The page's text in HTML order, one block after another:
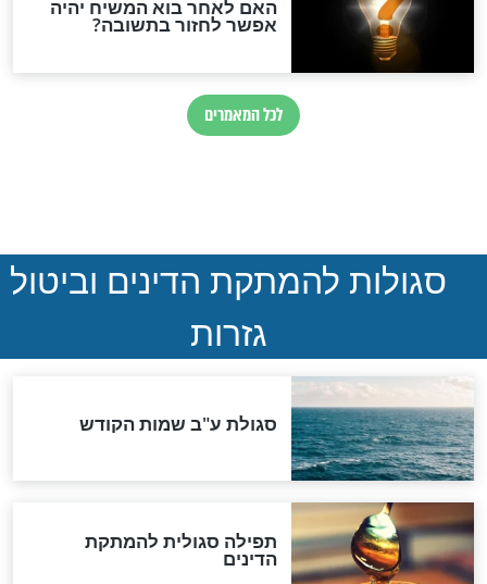
ההסכם החשאי של טראמפ
סימני שאלה
שורדת השואה שחוגגת 100:
"מודה לקב"ה על כל השנים"
לכל המאמרים
אחרית הימים